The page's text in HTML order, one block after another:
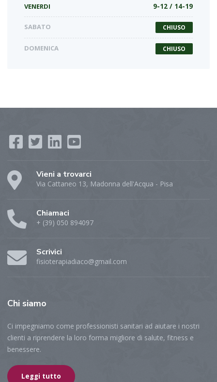
VENERDI 9-12 / 14-19
SABATO CHIUSO
DOMENICA CHIUSO
Vieni a trovarci
Via Cattaneo 13, Madonna dell'Acqua - Pisa
Chiamaci
+ (39) 050 894097
Scrivici
fisioterapiadiaco@gmail.com
Chi siamo
Ci impegniamo come professionisti sanitari ad aiutare i nostri
clienti a riprendere la loro forma migliore di salute, fitness e
benessere.
Leggi tutto